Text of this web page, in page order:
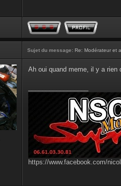
Sujet du message: Re: Modérateur et
Ah oui quand meme, il y a rien
https://www.facebook.com/